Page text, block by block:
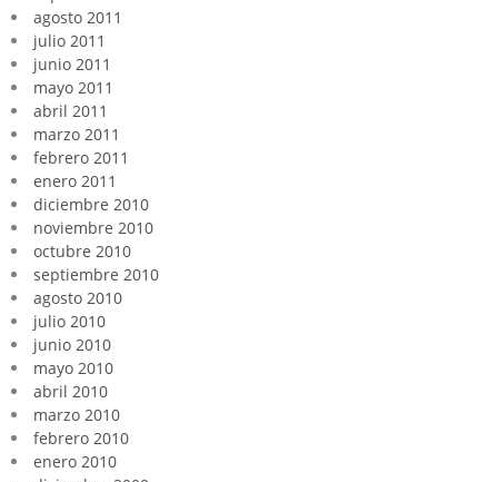
agosto 2011
julio 2011
junio 2011
mayo 2011
abril 2011
marzo 2011
febrero 2011
enero 2011
diciembre 2010
noviembre 2010
octubre 2010
septiembre 2010
agosto 2010
julio 2010
junio 2010
mayo 2010
abril 2010
marzo 2010
febrero 2010
enero 2010